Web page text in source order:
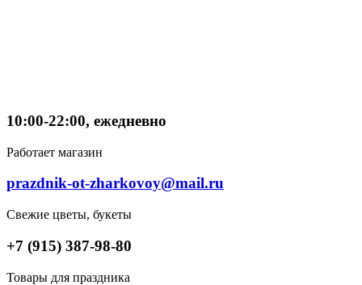
10:00-22:00, ежедневно
Работает магазин
prazdnik-ot-zharkovoy@mail.ru
Свежие цветы, букеты
+7 (915) 387-98-80
Товары для праздника